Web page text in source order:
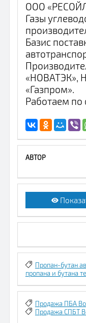
ООО
Газы
Базис
«НОВАТЭК»,
«Газпром».
Работаем
Пропан-бутан
пропана и бутана
Продажа ПБА
Продажа СПБТ